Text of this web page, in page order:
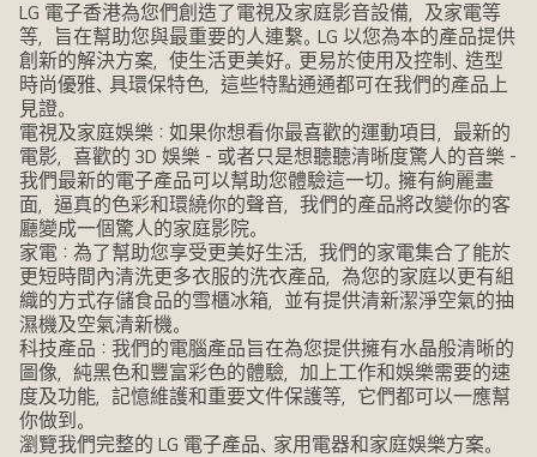
LG 電子香港為您們創造了電視及家庭影音設備，及家電等
等，旨在幫助您與最重要的人連繫。LG 以您為本的產品提供
創新的解決方案，使生活更美好。更易於使用及控制、造型
時尚優雅、具環保特色，這些特點通通都可在我們的產品上
見證。
電視及家庭娛樂：如果你想看你最喜歡的運動項目，最新的
電影，喜歡的 3D 娛樂 - 或者只是想聽聽清晰度驚人的音樂 -
我們最新的電子產品可以幫助您體驗這一切。擁有絢麗畫
面，逼真的色彩和環繞你的聲音，我們的產品將改變你的客
廳變成一個驚人的家庭影院。
家電：為了幫助您享受更美好生活，我們的家電集合了能於
更短時間內清洗更多衣服的洗衣產品，為您的家庭以更有組
織的方式存儲食品的雪櫃冰箱，並有提供清新潔淨空氣的抽
濕機及空氣清新機。
科技產品：我們的電腦產品旨在為您提供擁有水晶般清晰的
圖像，純黑色和豐富彩色的體驗，加上工作和娛樂需要的速
度及功能，記憶維護和重要文件保護等，它們都可以一應幫
你做到。
瀏覽我們完整的 LG 電子產品、家用電器和家庭娛樂方案。